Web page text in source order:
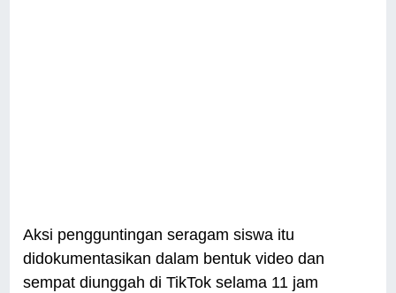
Aksi pengguntingan seragam siswa itu
didokumentasikan dalam bentuk video dan
sempat diunggah di TikTok selama 11 jam